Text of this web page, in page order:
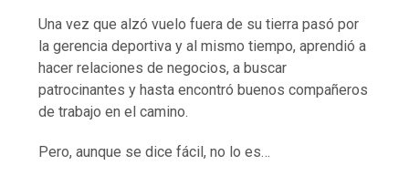
Una vez que alzó vuelo fuera de su tierra pasó por
la gerencia deportiva y al mismo tiempo, aprendió a
hacer relaciones de negocios, a buscar
patrocinantes y hasta encontró buenos compañeros
de trabajo en el camino.
Pero, aunque se dice fácil, no lo es…